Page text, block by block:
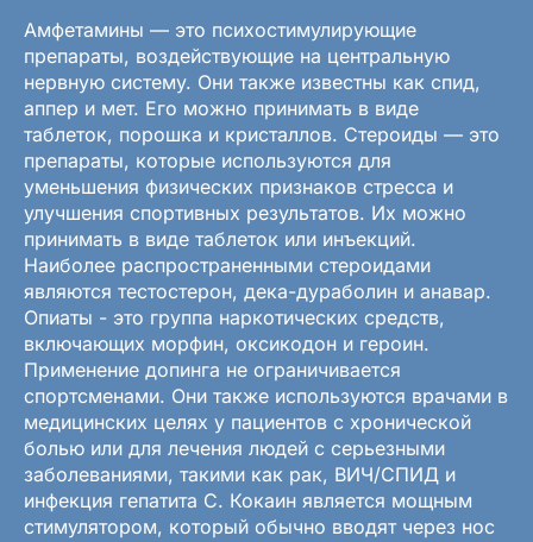
Амфетамины — это психостимулирующие
препараты, воздействующие на центральную
нервную систему. Они также известны как спид,
аппер и мет. Его можно принимать в виде
таблеток, порошка и кристаллов. Стероиды — это
препараты, которые используются для
уменьшения физических признаков стресса и
улучшения спортивных результатов. Их можно
принимать в виде таблеток или инъекций.
Наиболее распространенными стероидами
являются тестостерон, дека-дураболин и анавар.
Опиаты - это группа наркотических средств,
включающих морфин, оксикодон и героин.
Применение допинга не ограничивается
спортсменами. Они также используются врачами в
медицинских целях у пациентов с хронической
болью или для лечения людей с серьезными
заболеваниями, такими как рак, ВИЧ/СПИД и
инфекция гепатита С. Кокаин является мощным
стимулятором, который обычно вводят через нос